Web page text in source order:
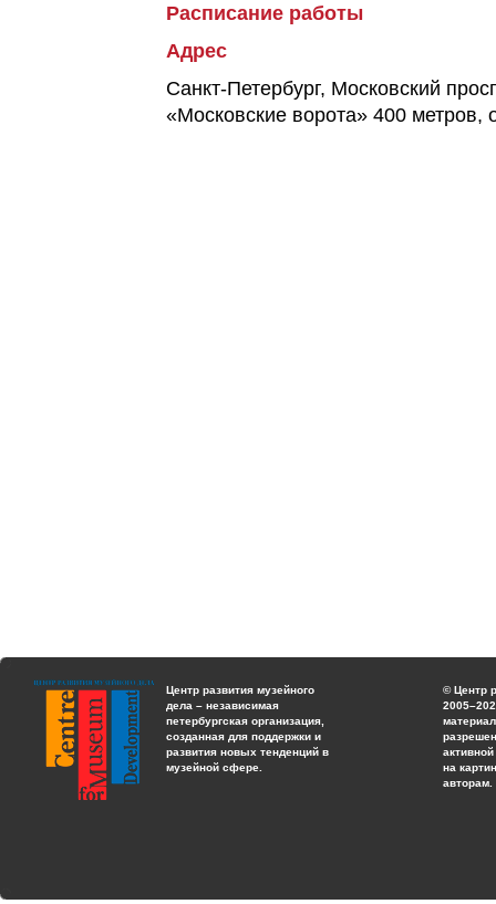
Расписание работы
Адрес
Санкт-Петербург, Московский
«Московские ворота» 400 метров,
Центр развития музейного
дела – независимая
петербургская организация,
созданная для поддержки и
развития новых тенденций в
музейной сфере.
© Центр
на
авторам.